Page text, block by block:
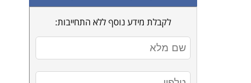
לקבלת מידע נוסף ללא התחייבות: